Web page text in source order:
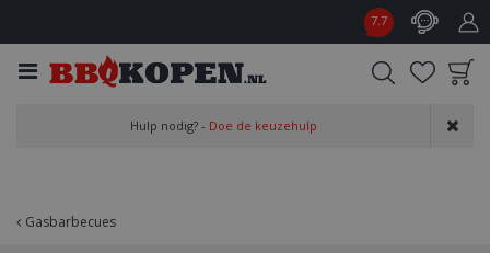
Gasbarbecues
7.7
aan wensenlijst
Hulp nodig? - Doe de keuzehulp